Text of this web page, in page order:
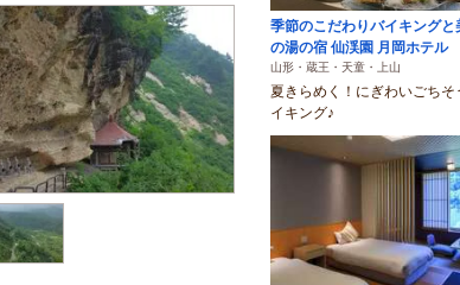
季節のこだわりバイキングと
の湯の宿 仙渓園 月岡ホテル
山形・蔵王・天童・上山
夏きらめく！にぎわいごちそ
イキング♪